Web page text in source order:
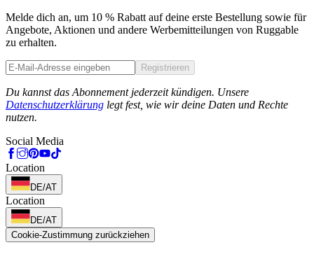
Melde dich an, um 10 % Rabatt auf deine erste Bestellung sowie für
Angebote, Aktionen und andere Werbemitteilungen von Ruggable
zu erhalten.
Registrieren
Du kannst das Abonnement jederzeit kündigen. Unsere
Datenschutzerklärung legt fest, wie wir deine Daten und Rechte
nutzen.
Social Media
Location
DE/AT
Location
DE/AT
Cookie-Zustimmung zurückziehen